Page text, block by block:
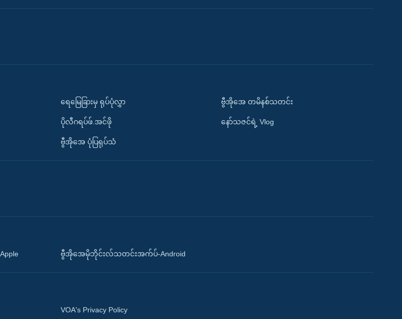
ရေမြေခြားမှ ရုပ်ပုံလွှာ
ပိုလီဂရပ်ဖ်.အင်ဖို
ဗွီအိုအေ ပုံပြရုပ်သံ
ဗွီအိုအေ တမိနစ်သတင်း
နော်သဇင်ရဲ့ Vlog
ဗွီအိုအေမိုဘိုင်းလ်သတင်းအက်ပ်-Android
VOA's Privacy Policy